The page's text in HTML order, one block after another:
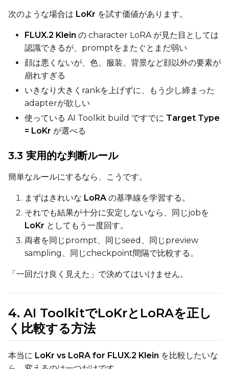
SAMPLE
Sample Every
FlowMatch
Width
Seed
ToggleWalk Seed
Walk Seed
次のような場合は LoKr を試す価値があります。
FLUX.2 Klein の character LoRA が見た目としては
認識できるが、promptをまたぐとまだ弱い
顔は悪くないが、色、服装、背景など顔以外の要素が
崩れすぎる
いきなり大きくrankを上げずに、もう少し締まった
adapterが欲しい
使っている AI Toolkit build ですでに Target Type
= LoKr が選べる
3.3 実用的な判断ルール
簡単なルールにするなら、こうです。
まずはきれいな LoRA の基準線を学習する。
それでも結果が十分に安定しないなら、同じjobを
LoKr としてもう一度回す。
両者を同じprompt、同じseed、同じpreview
sampling、同じcheckpoint間隔で比較する。
「一回だけ良く見えた」で決めてはいけません。
4. AI ToolkitでLoKrとLoRAを正し
く比較する方法
本当に LoKr vs LoRA for FLUX.2 Klein を比較したいな